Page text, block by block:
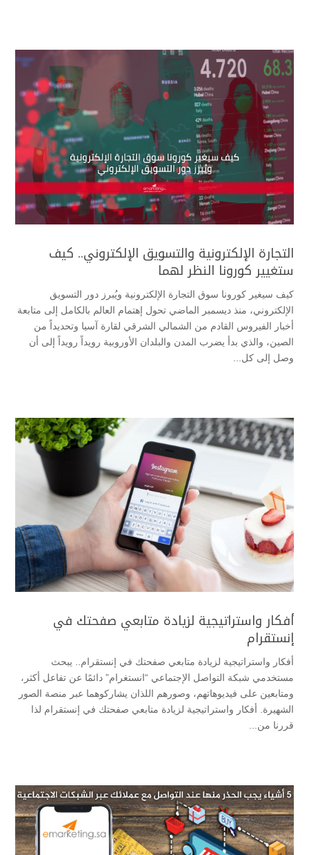
التجارة الإلكترونية والتسويق الإلكتروني.. كيف
ستغيير كورونا النظر لهما
كيف سيغير كورونا سوق التجارة الإلكترونية ويُبرز دور التسويق
الإلكتروني، منذ ديسمبر الماضي تحول إهتمام العالم بالكامل إلى متابعة
أخبار الفيروس القادم من الشمالي الشرقي لقارة آسيا وتحديداً من
الصين، والذي بدأ يضرب المدن والبلدان الأوروبية رويداً رويداً إلى أن
وصل إلى كل...
أفكار واستراتيجية لزيادة متابعي صفحتك في
إنستقرام
أفكار واستراتيجية لزيادة متابعي صفحتك في إنستقرام.. يبحث
مستخدمي شبكة التواصل الإجتماعي “انستغرام” دائمًا عن تفاعل أكثر،
ومتابعين على فيديوهاتهم، وصورهم اللذان يشاركوهما عبر منصة الصور
الشهيرة. أفكار واستراتيجية لزيادة متابعي صفحتك في إنستقرام لذا
قررنا من...